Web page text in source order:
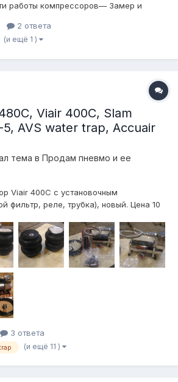
работы компрессоров— Замер и
толщины проводов — какими
на проводе от акб до
2 ответа
(и ещё 1 )
Viair 400C, Slam
5, AVS water trap, Accuair
тема в Продам пневмо и ее
Viair 400С с установочным
фильтр, реле, трубка), новый. Цена 10
с монтажной площадкой и
(фильтр, реле, фитинги, трубк...
3 ответа
(и ещё 11 )